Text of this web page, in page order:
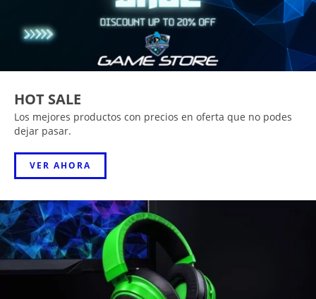
HOT SALE
Los mejores productos con precios en oferta que no podes
dejar pasar.
VER AHORA